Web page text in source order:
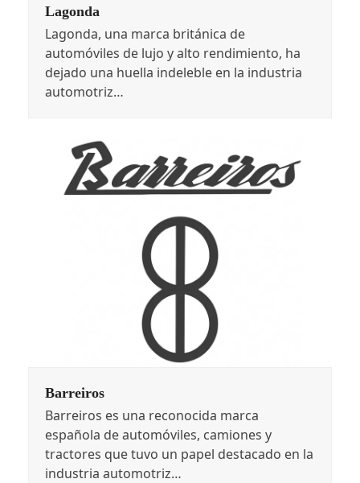
Lagonda
Lagonda, una marca británica de
automóviles de lujo y alto rendimiento, ha
dejado una huella indeleble en la industria
automotriz…
Barreiros
Barreiros es una reconocida marca
española de automóviles, camiones y
tractores que tuvo un papel destacado en la
industria automotriz…